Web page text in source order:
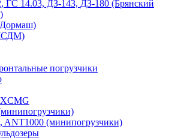
ГС 14.03, ДЗ-143, ДЗ-180 (Брянский
погрузчики
ANT1000 (минипогрузчики)